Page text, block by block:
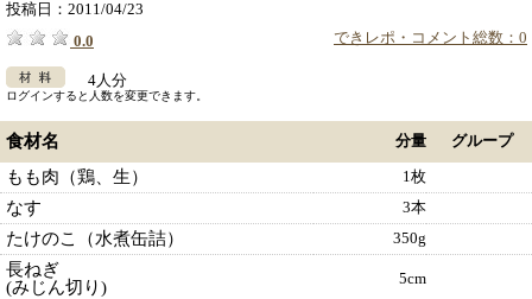
投稿日： 2011/04/23
できレポ・コメント総数：0
0.0
4人分
ログインすると人数を変更できます。
食材名 分量 グループ
もも肉（鶏、生） 1枚
なす 3本
たけのこ（水煮缶詰） 350g
長ねぎ
(みじん切り)
5cm